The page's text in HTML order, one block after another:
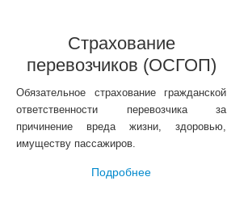
Страхование
перевозчиков (ОСГОП)
Обязательное страхование гражданской
ответственности перевозчика за
причинение вреда жизни, здоровью,
имуществу пассажиров.
Подробнее